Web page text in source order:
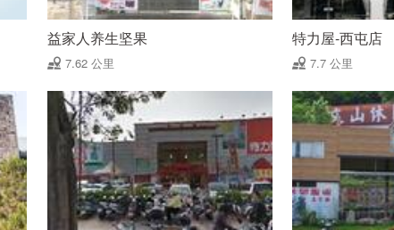
益家人养生坚果
7.62 公里
特力屋-西屯店
7.7 公里